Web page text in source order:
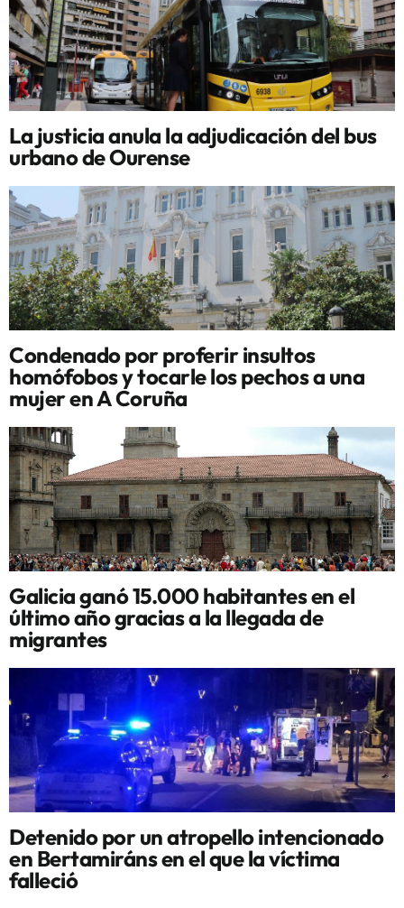
La justicia anula la adjudicación del bus
urbano de Ourense
Condenado por proferir insultos
homófobos y tocarle los pechos a una
mujer en A Coruña
Galicia ganó 15.000 habitantes en el
último año gracias a la llegada de
migrantes
Detenido por un atropello intencionado
en Bertamiráns en el que la víctima
falleció